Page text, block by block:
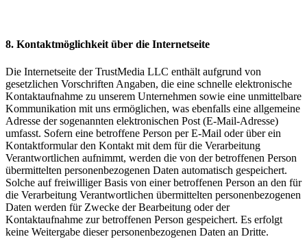
8. Kontaktmöglichkeit über die Internetseite
Die Internetseite der TrustMedia LLC enthält aufgrund von
gesetzlichen Vorschriften Angaben, die eine schnelle elektronische
Kontaktaufnahme zu unserem Unternehmen sowie eine unmittelbare
Kommunikation mit uns ermöglichen, was ebenfalls eine allgemeine
Adresse der sogenannten elektronischen Post (E-Mail-Adresse)
umfasst. Sofern eine betroffene Person per E-Mail oder über ein
Kontaktformular den Kontakt mit dem für die Verarbeitung
Verantwortlichen aufnimmt, werden die von der betroffenen Person
übermittelten personenbezogenen Daten automatisch gespeichert.
Solche auf freiwilliger Basis von einer betroffenen Person an den für
die Verarbeitung Verantwortlichen übermittelten personenbezogenen
Daten werden für Zwecke der Bearbeitung oder der
Kontaktaufnahme zur betroffenen Person gespeichert. Es erfolgt
keine Weitergabe dieser personenbezogenen Daten an Dritte.